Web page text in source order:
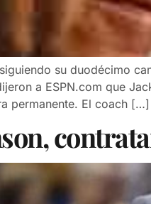
su duodécimo
a ESPN.com que
permanente. El coach […]